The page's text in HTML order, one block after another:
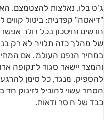
ג'ט בלו, נאלצות להצטמצם.
"דיאטה" קפדנית: ביטול קווים
חדשים וחיסכון בכל דולר
של מהלך כזה תלויה לא רק
במחיר הנפט העולמי. אם
והמצר יישאר סגור לתקופה
להספיק. מנגד, כל סימן
הסחר עשוי להוביל לזינוק
כבד של חוסר ודאות.